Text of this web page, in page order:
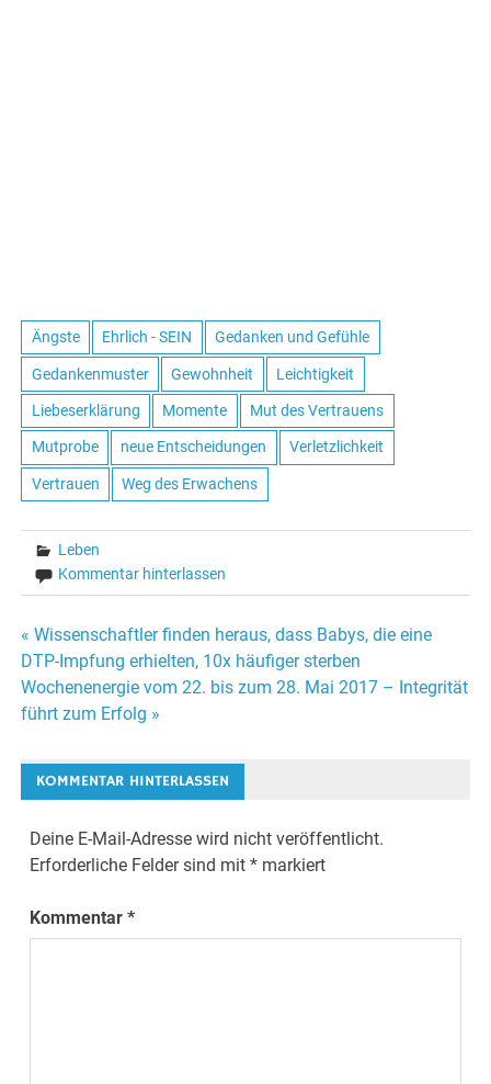
Ängste Ehrlich - SEIN Gedanken und Gefühle
Gedankenmuster Gewohnheit Leichtigkeit
Liebeserklärung Momente Mut des Vertrauens
Mutprobe neue Entscheidungen Verletzlichkeit
Vertrauen Weg des Erwachens
Leben
Kommentar hinterlassen
Beitrags-
Navigation
« Wissenschaftler finden heraus, dass Babys, die eine
DTP-Impfung erhielten, 10x häufiger sterben
Wochenenergie vom 22. bis zum 28. Mai 2017 – Integrität
führt zum Erfolg »
KOMMENTAR HINTERLASSEN
Deine E-Mail-Adresse wird nicht veröffentlicht.
Erforderliche Felder sind mit* markiert
Kommentar*